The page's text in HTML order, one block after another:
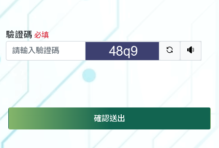
驗證碼 必填
驗證碼重新
聽語
確認送出